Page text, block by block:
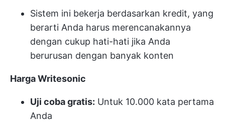
Sistem ini bekerja berdasarkan kredit, yang
berarti Anda harus merencanakannya
dengan cukup hati-hati jika Anda
berurusan dengan banyak konten
Harga Writesonic
Uji coba gratis: Untuk 10.000 kata pertama
Anda